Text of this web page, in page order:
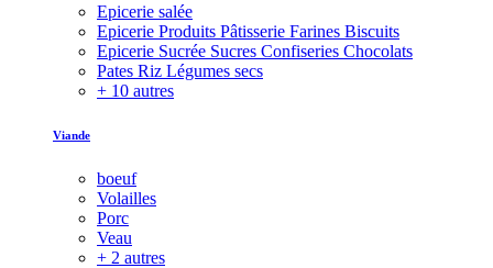
Epicerie salée
Epicerie Produits Pâtisserie Farines Biscuits
Epicerie Sucrée Sucres Confiseries Chocolats
Pates Riz Légumes secs
+ 10 autres
Viande
boeuf
Volailles
Porc
Veau
+ 2 autres